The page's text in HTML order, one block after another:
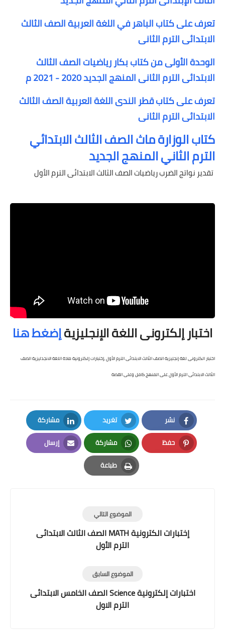
تعرف على كتاب الباهر في اللغة العربية الصف الثالث
الابتدائى الترم الثانى
الوحدة الأولى من كتاب بكار رياضيات الصف الثالث
الابتدائى الترم الثانى المنهج الجديد 2020 - 2021 م
تعرف على كتاب قطر الندى اللغة العربية الصف الثالث
الابتدائى الترم الثانى
كتاب الوزارة ماث الصف الثالث الابتدائي
الترم الثاني المنهج الجديد
تقدير نواتج الضرب رياضيات الصف الثالث الابتدائى الترم الأول
اختبار إلكترونى اللغة الإنجليزيةإضغط هنا
اختبار الكترونى لغة إنجليزية الصف الثالث الابتدائى الترم الأول ,إختبارات إلكترونية مادة اللغة الانجدليزية الصف
الثالث الابتدائى الترم الأول على المنهج كامل وعلى القصة
نشر
Facebook
تغريد
Twitter
مشاركة
LinkedIn
حفظ
Pinterest
مشاركة
Whatsapp
إرسال
Email
طباعة
Print
الموضوع التالي
إختبارات الكترونية MATH الصف الثالث الابتدائى
الترم الأول
الموضوع السابق
اختبارات إلكترونية Science الصف الخامس الابتدائى
الترم الاول